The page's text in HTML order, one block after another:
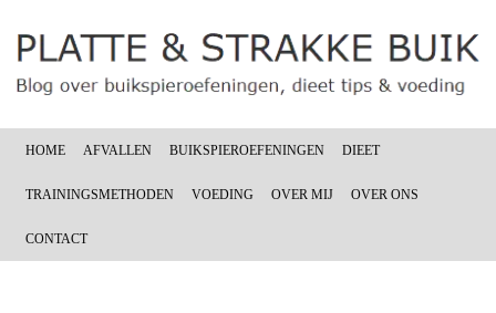
HOME AFVALLEN BUIKSPIEROEFENINGEN DIEET
TRAININGSMETHODEN VOEDING OVER MIJ OVER ONS
CONTACT